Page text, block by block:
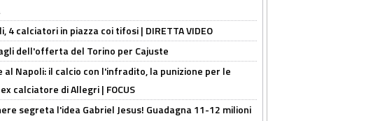
4 calciatori in piazza coi tifosi | DIRETTA VIDEO
dell'offerta del Torino per Cajuste
al Napoli: il calcio con l'infradito, la punizione per le
calciatore di Allegri | FOCUS
segreta l'idea Gabriel Jesus! Guadagna 11-12 milioni